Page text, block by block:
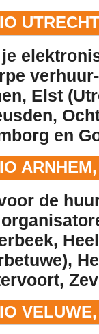
verhuur
, Elst
,
en
de
,
,
,